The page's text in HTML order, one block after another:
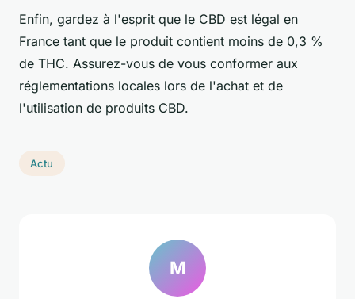
Enfin, gardez à l'esprit que le CBD est légal en
France tant que le produit contient moins de 0,3 %
de THC. Assurez-vous de vous conformer aux
réglementations locales lors de l'achat et de
l'utilisation de produits CBD.
Actu
M